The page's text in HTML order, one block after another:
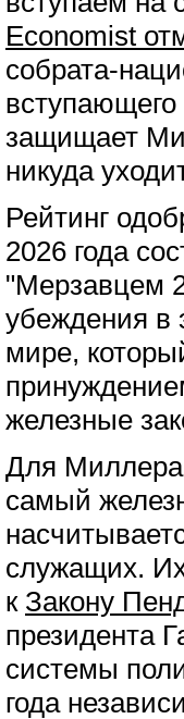
Economist
собрата-
защищает
никуда
Рейтинг
2026 года
"Мерзавцем
убеждения в
мире,
железные
Для Миллера
самый
служащих.
к Закону
президента
системы
года